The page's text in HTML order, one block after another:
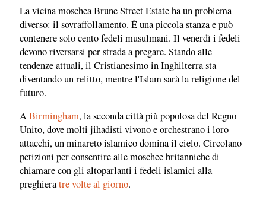
La vicina moschea Brune Street Estate ha un problema
diverso: il sovraffollamento. È una piccola stanza e può
contenere solo cento fedeli musulmani. Il venerdì i fedeli
devono riversarsi per strada a pregare. Stando alle
tendenze attuali, il Cristianesimo in Inghilterra sta
diventando un relitto, mentre l'Islam sarà la religione del
futuro.
ABirmingham, la seconda città più popolosa del Regno
Unito, dove molti jihadisti vivono e orchestrano i loro
attacchi, un minareto islamico domina il cielo. Circolano
petizioni per consentire alle moschee britanniche di
chiamare con gli altoparlanti i fedeli islamici alla
preghieratre volte al giorno.